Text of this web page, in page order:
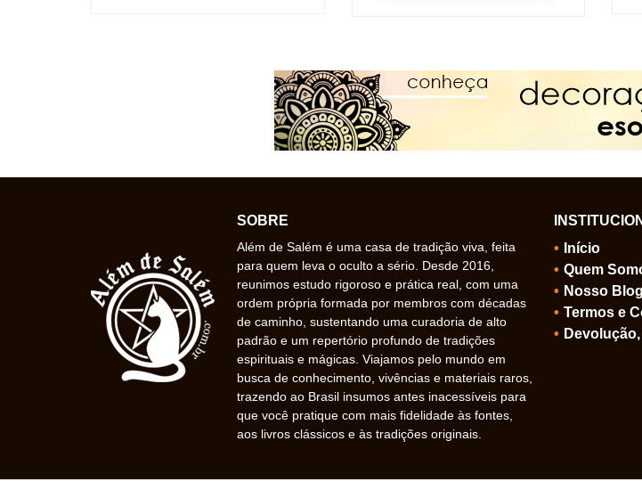
SOBRE
Além de Salém é uma casa de tradição viva, feita
para quem leva o oculto a sério. Desde 2016,
reunimos estudo rigoroso e prática real, com uma
ordem própria formada por membros com décadas
de caminho, sustentando uma curadoria de alto
padrão e um repertório profundo de tradições
espirituais e mágicas. Viajamos pelo mundo em
busca de conhecimento, vivências e materiais raros,
trazendo ao Brasil insumos antes inacessíveis para
que você pratique com mais fidelidade às fontes,
aos livros clássicos e às tradições originais.
Início
Quem
Nosso Blog
Termos e